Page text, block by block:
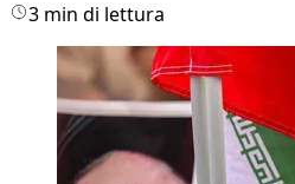
3 min di lettura